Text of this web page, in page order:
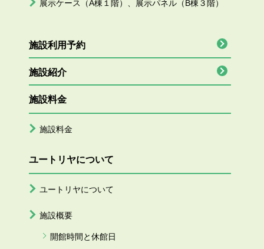
展示ケース（A棟１階）、展示パネル（B棟３階）
施設利用予約
施設紹介
施設料金
施設料金
ユートリヤについて
ユートリヤについて
施設概要
開館時間と休館日